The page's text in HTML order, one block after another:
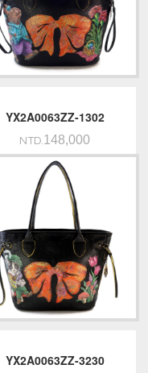
YX2A0063ZZ-1302
NTD.148,000
YX2A0063ZZ-3230